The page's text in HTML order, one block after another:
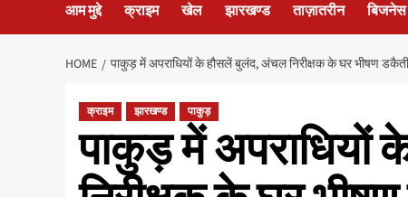
आम मुद्दे क्राइम खेल झारखण्ड ताज़ातरीन बिजनेस
HOME पाकुड़ में अपराधियों के हौसलें बुलंद, अंचल निरीक्षक के घर भीषण डकैती
क्राइम झारखण्ड पाकुड़
पाकुड़ में